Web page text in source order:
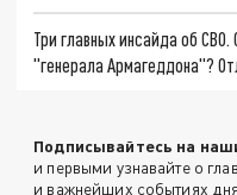
Три главных инсайда об
"генерала Армагеддона"?
Подписывайтесь на
и первыми узнавайте о
и важнейших событиях дня.